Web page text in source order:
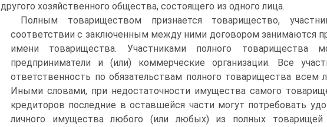
другого хозяйственного общества, состоящего из одного лица.
Полным товариществом признается товарищество,
соответствии с заключенным между ними договором занимаются
имени товарищества. Участниками полного товарищества
предприниматели и (или) коммерческие организации. Все
ответственность по обязательствам полного товарищества
Иными словами, при недостаточности имущества самого
кредиторов последние в оставшейся части могут потребовать
личного имущества любого (или любых) из полных товарищей